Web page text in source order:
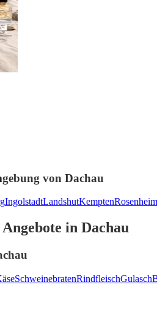
von Dachau
IngolstadtLandshutKemptenRosenheim
in Dachau
SchweinebratenRindfleischGulasch